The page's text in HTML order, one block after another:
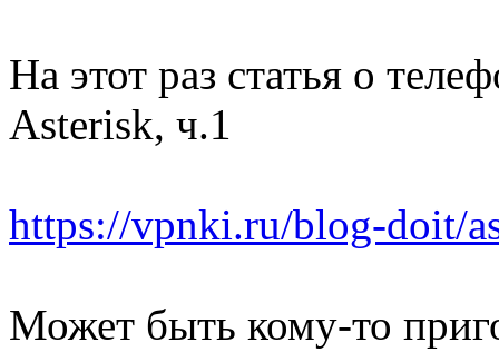
На этот раз статья о
Asterisk, ч.1
https://vpnki.ru/blog-doit/
Может быть кому-то